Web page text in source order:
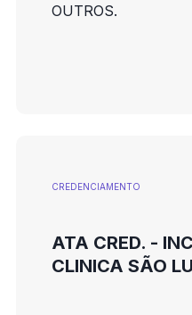
OUTROS.
CREDENCIAMENTO
ATA CRED. -
CLINICA SÃO